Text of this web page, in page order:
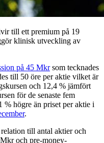
till ett premium på 19
klinisk utveckling av
på 45 Mkrsom tecknades
till 50 öre per aktie vilket är
och 12,4 % jämfört
för de senaste fem
% högre än priset per aktie i
.
till antal aktier och
och pre-money-